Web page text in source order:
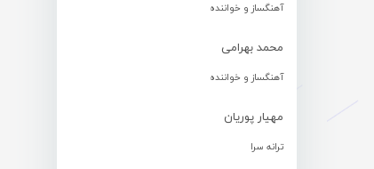
آهنگساز و خواننده
محمد بهرامی
آهنگساز و خواننده
مهیار پوریان
ترانه سرا